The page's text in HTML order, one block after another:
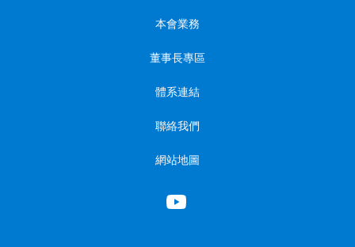
本會業務
董事長專區
體系連結
聯絡我們
網站地圖